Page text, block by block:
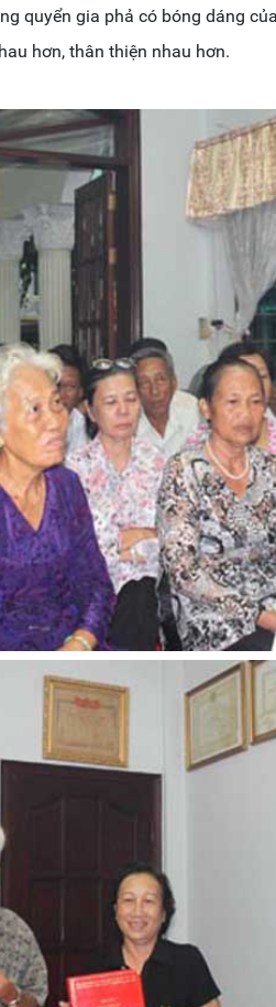
quyển gia phả có bóng dáng
hơn, thân thiện nhau hơn.